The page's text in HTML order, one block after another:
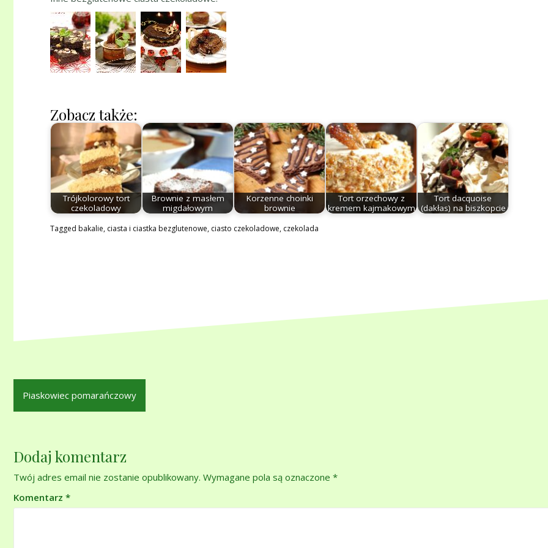
Zobacz także:
Trójkolorowy tort
czekoladowy
Brownie z masłem
migdałowym
Korzenne choinki
brownie
Tort orzechowy z
kremem kajmakowym
Tort dacquoise
(dakłas) na biszkopcie
Tagged bakalie, ciasta i ciastka bezglutenowe, ciasto czekoladowe, czekolada
Nawigacja
wpisu
Piaskowiec pomarańczowy
Dodaj komentarz
Twój adres email nie zostanie opublikowany. Wymagane pola są oznaczone *
Komentarz *